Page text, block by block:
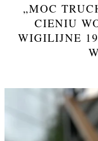
„MOC
CIENIU
WIGILIJNE